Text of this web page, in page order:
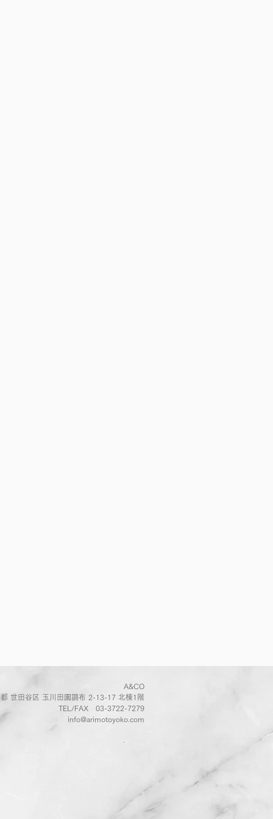
A&CO
世田谷区 玉川田園調布 2-13-17 北棟1階
TEL/FAX 03-3722-7279
info@arimotoyoko.com